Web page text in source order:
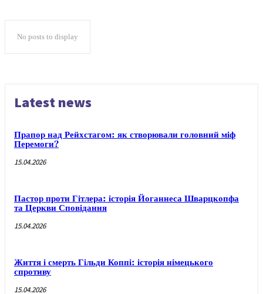
No posts to display
Latest news
Прапор над Рейхстагом: як створювали головний міф
Перемоги?
15.04.2026
Пастор проти Гітлера: історія Йоганнеса Шварцкопфа
та Церкви Сповідання
15.04.2026
Життя і смерть Гільди Коппі: історія німецького
спротиву
15.04.2026